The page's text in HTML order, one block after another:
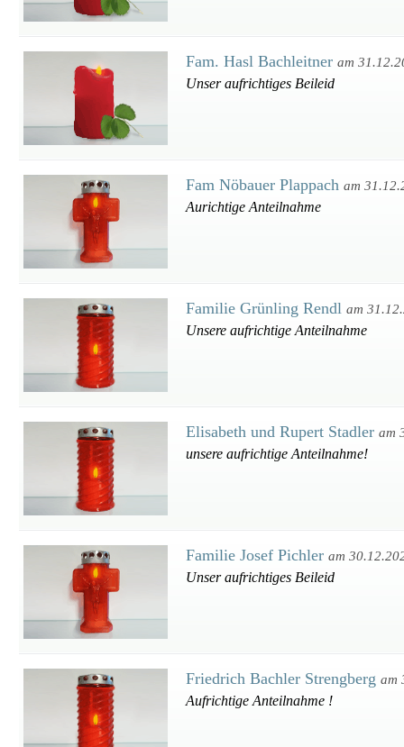
Fam. Hasl Bachleitner am
Unser aufrichtiges Beileid
Fam Nöbauer Plappach am
Aurichtige Anteilnahme
Familie Grünling Rendl am
Unsere aufrichtige Anteilnahme
Elisabeth und Rupert Stadler am
unsere aufrichtige Anteilnahme!
Familie Josef Pichler am
Unser aufrichtiges Beileid
Friedrich Bachler Strengberg am
Aufrichtige Anteilnahme !